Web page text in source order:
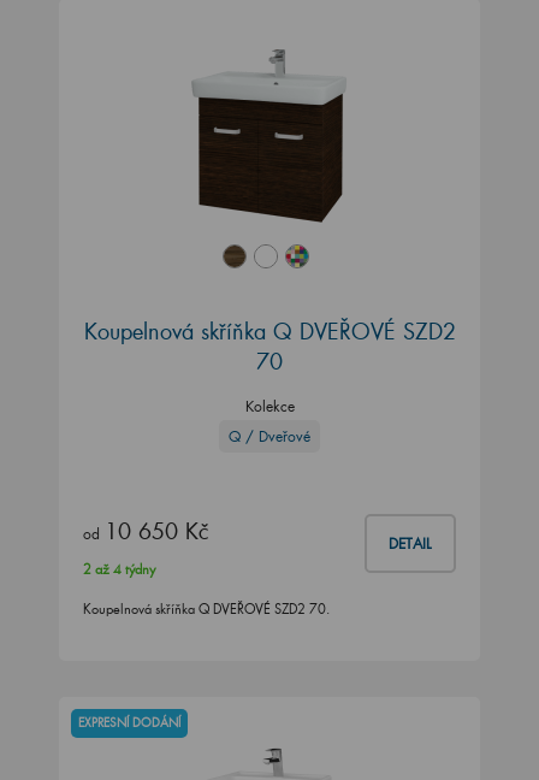
Koupelnová skříňka Q DVEŘOVÉ SZD2
70
Kolekce
Q / Dveřové
od 10 650 Kč DETAIL
2 až 4 týdny
Koupelnová skříňka Q DVEŘOVÉ SZD2 70.
EXPRESNÍ DODÁNÍ